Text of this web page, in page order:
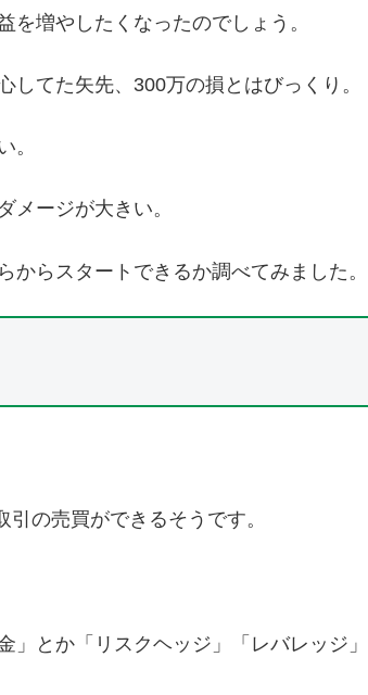
増やしたくなったのでしょう。
てた矢先、300万の損とはびっくり。
。
メージが大きい。
らスタートできるか調べてみました。
の売買ができるそうです。
とか「リスクヘッジ」「レバレッジ」